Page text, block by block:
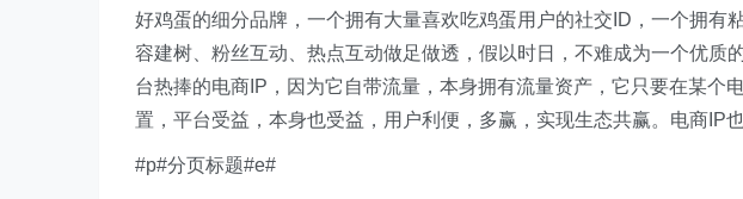
好鸡蛋的细分品牌，一个拥有大量喜欢吃鸡蛋用户的社交ID，一个拥有
容建树、粉丝互动、热点互动做足做透，假以时日，不难成为一个优质
台热捧的电商IP，因为它自带流量，本身拥有流量资产，它只要在某个
置，平台受益，本身也受益，用户利便，多赢，实现生态共赢。电商IP
#p#分页标题#e#